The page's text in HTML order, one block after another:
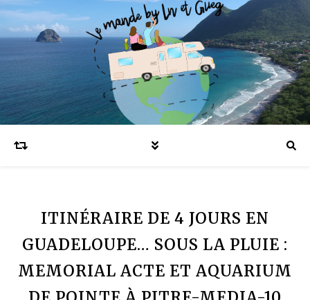
Blog voyages en famille et expatriation
ITINÉRAIRE DE 4 JOURS EN
GUADELOUPE… SOUS LA PLUIE :
MEMORIAL ACTE ET AQUARIUM